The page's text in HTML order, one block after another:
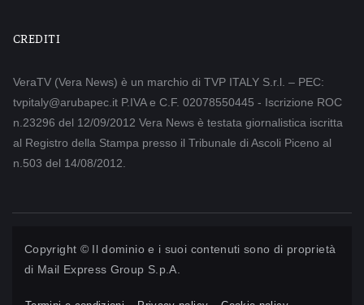
CREDITI
VeraTV (Vera News) è un marchio di TVP ITALY S.r.l. – PEC:
tvpitaly@arubapec.it P.IVA e C.F. 02078550445 - Iscrizione ROC
n.23296 del 12/09/2012 Vera News è testata giornalistica iscritta
al Registro della Stampa presso il Tribunale di Ascoli Piceno al
n.503 del 14/08/2012.
Copyright © Il dominio e i suoi contenuti sono di proprietà
di Mail Express Group S.p.A.